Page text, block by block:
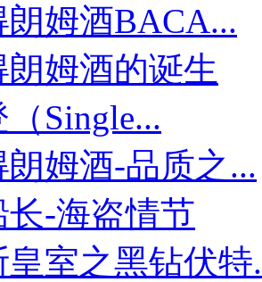
姆酒BACA...
姆酒的诞生
Single...
姆酒-品质之...
长-海盗情节
室之黑钻伏特